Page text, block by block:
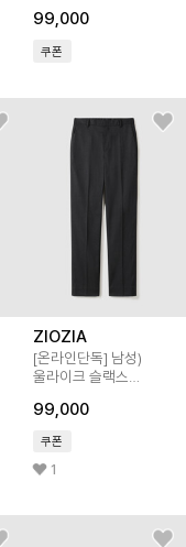
99,000
쿠폰
ZIOZIA
[온라인단독] 남성)
울라이크 슬랙스
99,000
쿠폰
1